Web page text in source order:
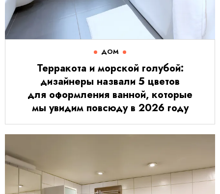
ДОМ
Терракота и морской голубой:
дизайнеры назвали 5 цветов
для оформления ванной, которые
мы увидим повсюду в 2026 году